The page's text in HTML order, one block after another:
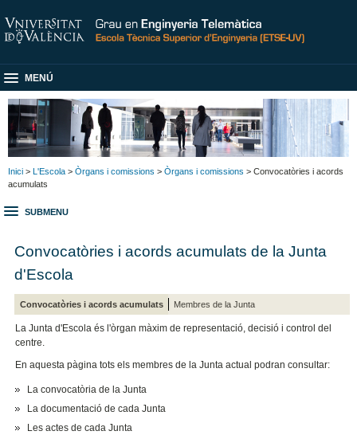
MENÚ
Inici > L'Escola > Òrgans i comissions > Òrgans i comissions > Convocatòries i acords
acumulats
SUBMENU
Convocatòries i acords acumulats de la Junta
d'Escola
Convocatòries i acords acumulats Membres de la Junta
La Junta d'Escola és l'òrgan màxim de representació, decisió i control del
centre.
En aquesta pàgina tots els membres de la Junta actual podran consultar:
La convocatòria de la Junta
La documentació de cada Junta
Les actes de cada Junta